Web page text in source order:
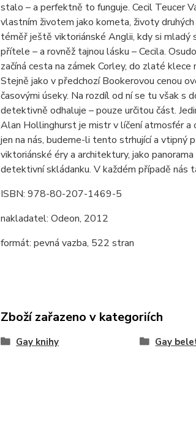
stalo – a perfektně to funguje. Cecil Teucer
vlastním životem jako kometa, životy
téměř ještě viktoriánské Anglii, kdy si mladý
přítele – a rovněž tajnou lásku – Cecila.
začíná cesta na zámek Corley, do zlaté klece
Stejně jako v předchozí Bookerovou cenou
časovými úseky. Na rozdíl od ní se tu však s
detektivně odhaluje – pouze určitou část.
Alan Hollinghurst je mistr v líčení atmosfér a
jen na nás, budeme-li tento strhující a vtipný
viktoriánské éry a architektury, jako
detektivní skládanku. V každém případě nás
ISBN: 978-80-207-1469-5
nakladatel: Odeon, 2012
formát: pevná vazba, 522 stran
Zboží zařazeno v kategoriích
Gay knihy Gay